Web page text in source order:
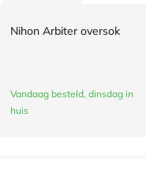
Nihon Arbiter oversok
Vandaag besteld, dinsdag in
huis